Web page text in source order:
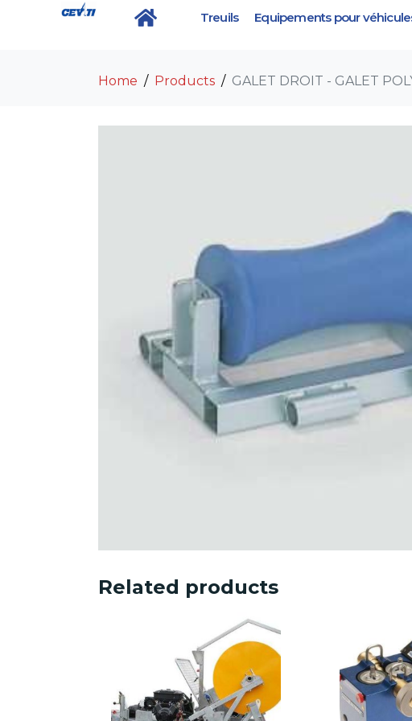
Treuils Equipements pour
GALET DROIT – GALET
Home Products GALET DROIT - GALET
Related products